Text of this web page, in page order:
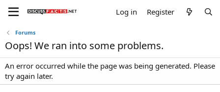
Log in Register
Forums
Oops! We ran into some problems.
An error occurred while the page was being generated. Please
try again later.